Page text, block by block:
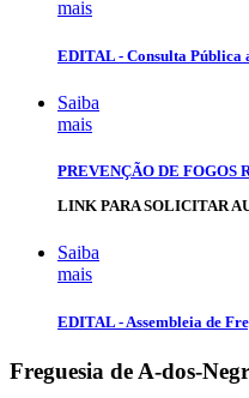
mais
EDITAL - Consulta Pública
Saiba
mais
PREVENÇÃO DE FOGOS
LINK PARA SOLICITAR
Saiba
mais
EDITAL - Assembleia de
Freguesia de A-dos-